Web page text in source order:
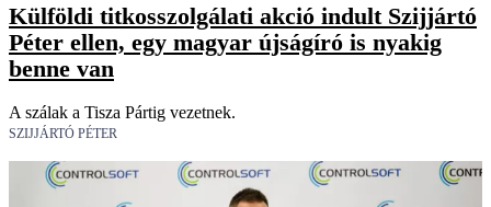
Külföldi titkosszolgálati akció indult Szijjártó
Péter ellen, egy magyar újságíró is nyakig
benne van
A szálak a Tisza Pártig vezetnek.
SZIJJÁRTÓ PÉTER